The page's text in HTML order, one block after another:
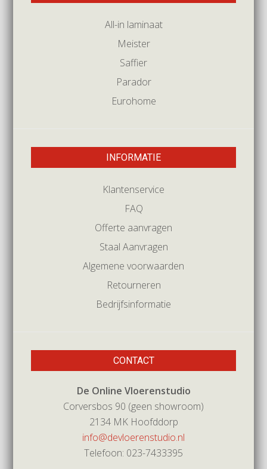
All-in laminaat
Meister
Saffier
Parador
Eurohome
INFORMATIE
Klantenservice
FAQ
Offerte aanvragen
Staal Aanvragen
Algemene voorwaarden
Retourneren
Bedrijfsinformatie
CONTACT
De Online Vloerenstudio
Corversbos 90 (geen showroom)
2134 MK Hoofddorp
info@devloerenstudio.nl
Telefoon: 023-7433395